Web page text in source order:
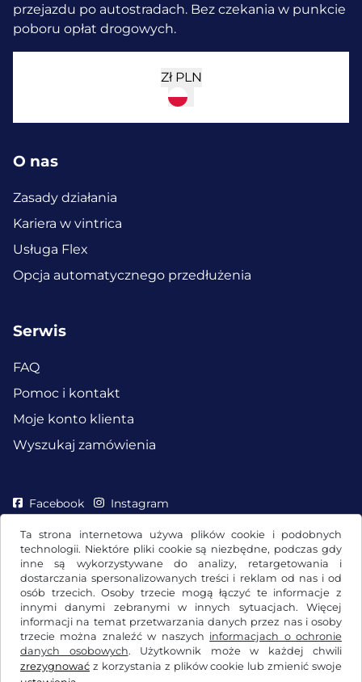
Ta strona internetowa używa plików cookie i podobnych
technologii. Niektóre pliki cookie są niezbędne, podczas gdy
inne są wykorzystywane do analizy, retargetowania i
dostarczania spersonalizowanych treści i reklam od nas i od
osób trzecich. Osoby trzecie mogą łączyć te informacje z
innymi danymi zebranymi w innych sytuacjach. Więcej
informacji na temat przetwarzania danych przez nas i osoby
trzecie można znaleźć w naszych informacjach o ochronie
danych osobowych. Użytkownik może w każdej chwili
zrezygnować z korzystania z plików cookie lub zmienić swoje
przejazdu po autostradach. Bez czekania w punkcie
poboru opłat drogowych.
Zł PLN
O nas
Zasady działania
Kariera w vintrica
Usługa Flex
Opcja automatycznego przedłużenia
Serwis
FAQ
Pomoc i kontakt
Moje konto klienta
Wyszukaj zamówienia
Facebook Instagram
OWH / Prawo do odstąpienia od umowy